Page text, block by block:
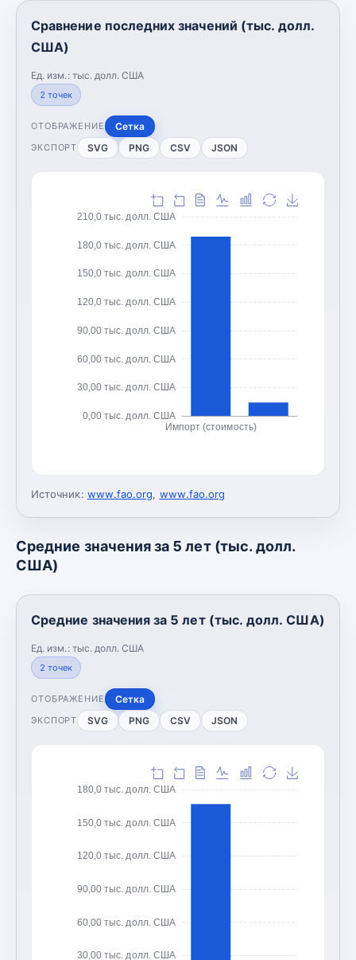
Сравнение последних значений (тыс. долл.
США)
Ед. изм.: тыс. долл. США
2 точек
ОТОБРАЖЕНИЕ Сетка
ЭКСПОРТ SVG PNG CSV JSON
0,00 тыс. долл. США
30,00 тыс. долл. США
60,00 тыс. долл. США
90,00 тыс. долл. США
120,0 тыс. долл. США
150,0 тыс. долл. США
180,0 тыс. долл. США
210,0 тыс. долл. США
Импорт (стоимость)
Источник: www.fao.org, www.fao.org
Средние значения за 5 лет (тыс. долл.
США)
Средние значения за 5 лет (тыс. долл. США)
Ед. изм.: тыс. долл. США
2 точек
ОТОБРАЖЕНИЕ Сетка
ЭКСПОРТ SVG PNG CSV JSON
30,00 тыс. долл. США
60,00 тыс. долл. США
90,00 тыс. долл. США
120,0 тыс. долл. США
150,0 тыс. долл. США
180,0 тыс. долл. США